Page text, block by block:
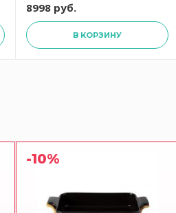
8998 руб.
В КОРЗИНУ
-10%